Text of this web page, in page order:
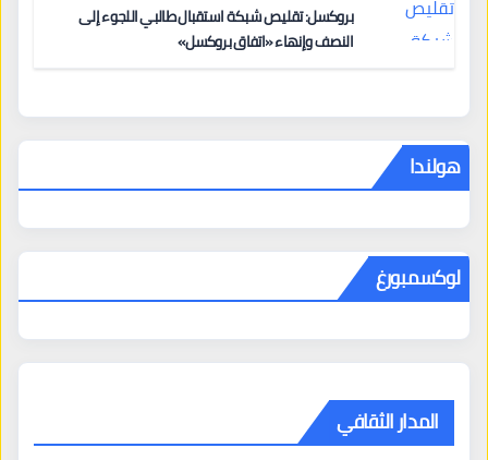
بروكسل: تقليص شبكة استقبال طالبي اللجوء إلى
النصف وإنهاء «اتفاق بروكسل»
هولندا
لوكسمبورغ
المدار الثقافي